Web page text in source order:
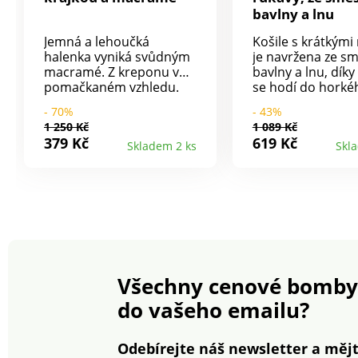
Jemná a lehoučká
halenka vyniká svůdným
macramé. Z kreponu v
pomačkaném vzhledu.
šňůrkou na zavázání a
střapce. Vpředu 2
macramé pruhy. Spadlá
- 70%
1 250 Kč
379 Kč Skladem 2 ks
bavlny a lnu
Košile s krátkými
je navržena ze
bavlny a lnu,
se hodí do
Košilový límeček.
průramky. Krátké
s ohrnutím a
výrobky, které byly
podrobeny
testům na široké
látek a výrobek je
- 43%
1 089 Kč
619 Kč
Všechny cenové bomby
do vašeho emailu?
Odebírejte náš newsletter a